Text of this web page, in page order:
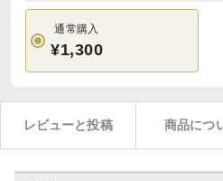
通常購入
¥1,300
レビューと投稿 商品につ